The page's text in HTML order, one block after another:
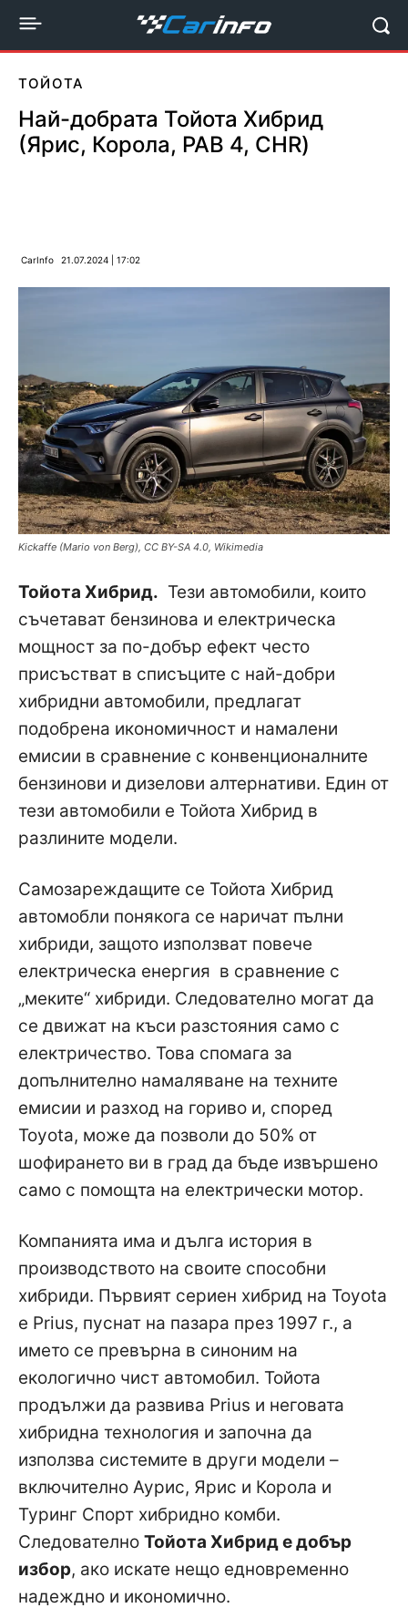
ТОЙОТА
Най-добрата Тойота Хибрид
(Ярис, Корола, РАВ 4, CHR)
CarInfo 21.07.2024 | 17:02
Kickaffe (Mario von Berg), CC BY-SA 4.0, Wikimedia
Тойота Хибрид. Тези автомобили, които
съчетават бензинова и електрическа
мощност за по-добър ефект често
присъстват в списъците с най-добри
хибридни автомобили, предлагат
подобрена икономичност и намалени
емисии в сравнение с конвенционалните
бензинови и дизелови алтернативи. Един от
тези автомобили е Тойота Хибрид в
разлините модели.
Самозареждащите се Тойота Хибрид
автомобли понякога се наричат пълни
хибриди, защото използват повече
електрическа енергия в сравнение с
„меките“ хибриди. Следователно могат да
се движат на къси разстояния само с
електричество. Това спомага за
допълнително намаляване на техните
емисии и разход на гориво и, според
Toyota, може да позволи до 50% от
шофирането ви в град да бъде извършено
само с помощта на електрически мотор.
Компанията има и дълга история в
производството на своите способни
хибриди. Първият сериен хибрид на Toyota
е Prius, пуснат на пазара през 1997 г., а
името се превърна в синоним на
екологично чист автомобил. Тойота
продължи да развива Prius и неговата
хибридна технология и започна да
използва системите в други модели –
включително Аурис, Ярис и Корола и
Туринг Спорт хибридно комби.
Следователно Тойота Хибрид е добър
избор, ако искате нещо едновременно
надеждно и икономично.